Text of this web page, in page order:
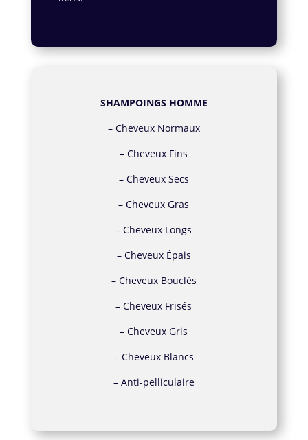
SHAMPOINGS HOMME
– Cheveux Normaux
–Cheveux Fins
– Cheveux Secs
–Cheveux Gras
–Cheveux Longs
– Cheveux Épais
– Cheveux Bouclés
–Cheveux Frisés
–Cheveux Gris
– Cheveux Blancs
– Anti-pelliculaire